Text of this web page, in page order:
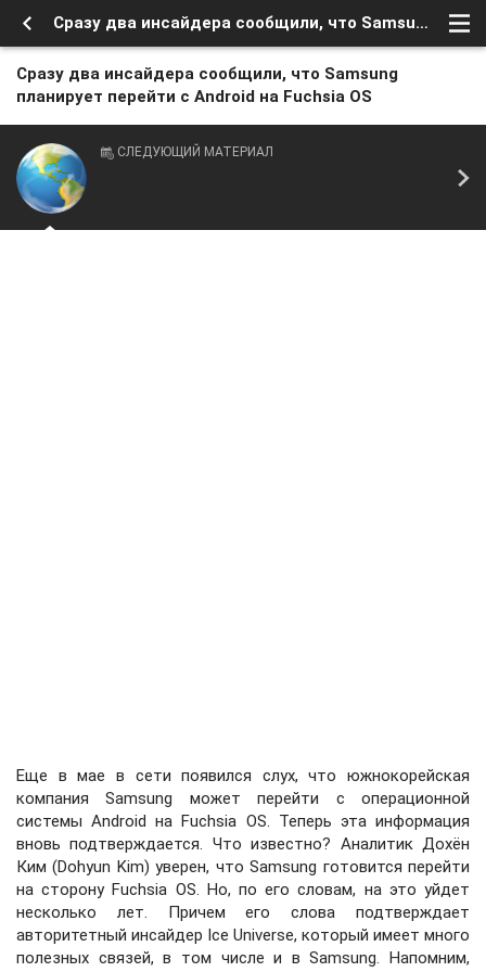
Сразу два инсайдера сообщили, что Samsung планирует перейти с Android на Fuchsia OS
Сразу два инсайдера сообщили, что Samsung
планирует перейти с Android на Fuchsia OS
СЛЕДУЮЩИЙ МАТЕРИАЛ
Еще в мае в сети появился слух, что южнокорейская
компания Samsung может перейти с операционной
системы Android на Fuchsia OS. Теперь эта информация
вновь подтверждается. Что известно? Аналитик Дохён
Ким (Dohyun Kim) уверен, что Samsung готовится перейти
на сторону Fuchsia OS. Но, по его словам, на это уйдет
несколько лет. Причем его слова подтверждает
авторитетный инсайдер Ice Universe, который имеет много
полезных связей, в том числе и в Samsung. Напомним,